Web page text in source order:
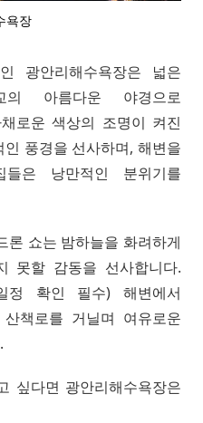
욕장
광안리해수욕장은 넓은
의 아름다운 야경으로
로운 색상의 조명이 켜진
풍경을 선사하며, 해변을
은 낭만적인 분위기를
론 쇼는 밤하늘을 화려하게
못할 감동을 선사합니다.
정 확인 필수) 해변에서
책로를 거닐며 여유로운
싶다면 광안리해수욕장은